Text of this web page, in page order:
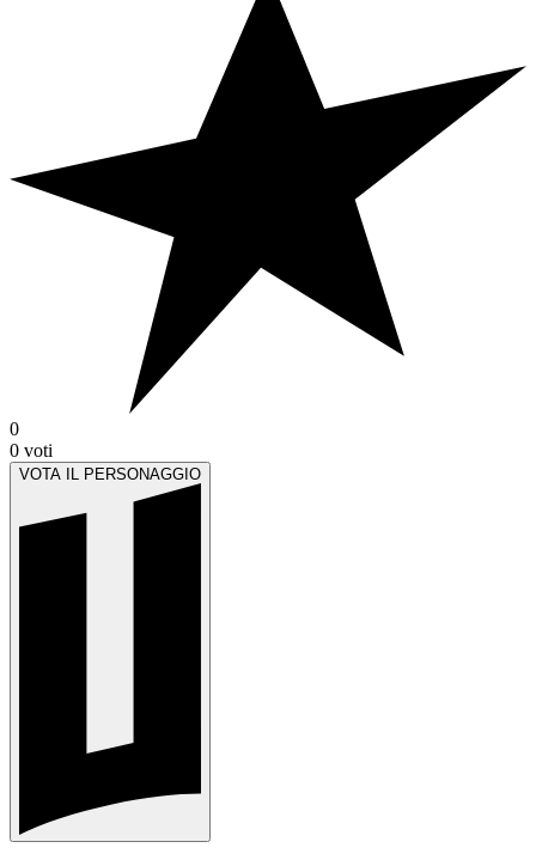
0
0 voti
VOTA IL PERSONAGGIO